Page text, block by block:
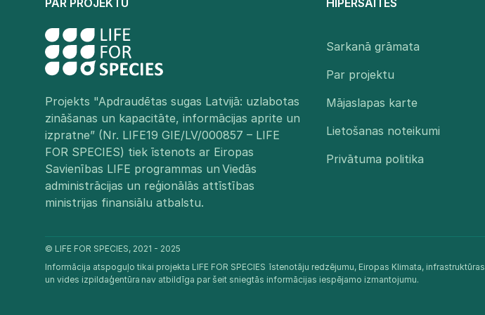
PAR PROJEKTU
Projekts "Apdraudētas sugas Latvijā: uzlabotas
zināšanas un kapacitāte, informācijas aprite un
izpratne” (Nr. LIFE19 GIE/LV/000857 – LIFE
FOR SPECIES) tiek īstenots ar Eiropas
Savienības LIFE programmas un Viedās
administrācijas un reģionālās attīstības
ministrijas finansiālu atbalstu.​
HIPERSAITES
Sarkanā grāmata
Par projektu
Mājaslapas karte
Lietošanas noteikumi
Privātuma politika
© LIFE FOR SPECIES, 2021 - 2025
Informācija atspoguļo tikai projekta LIFE FOR SPECIES īstenotāju redzējumu, Eiropas Klimata, infrastruktūras
un vides izpildaģentūra nav atbildīga par šeit sniegtās informācijas iespējamo izmantojumu.​